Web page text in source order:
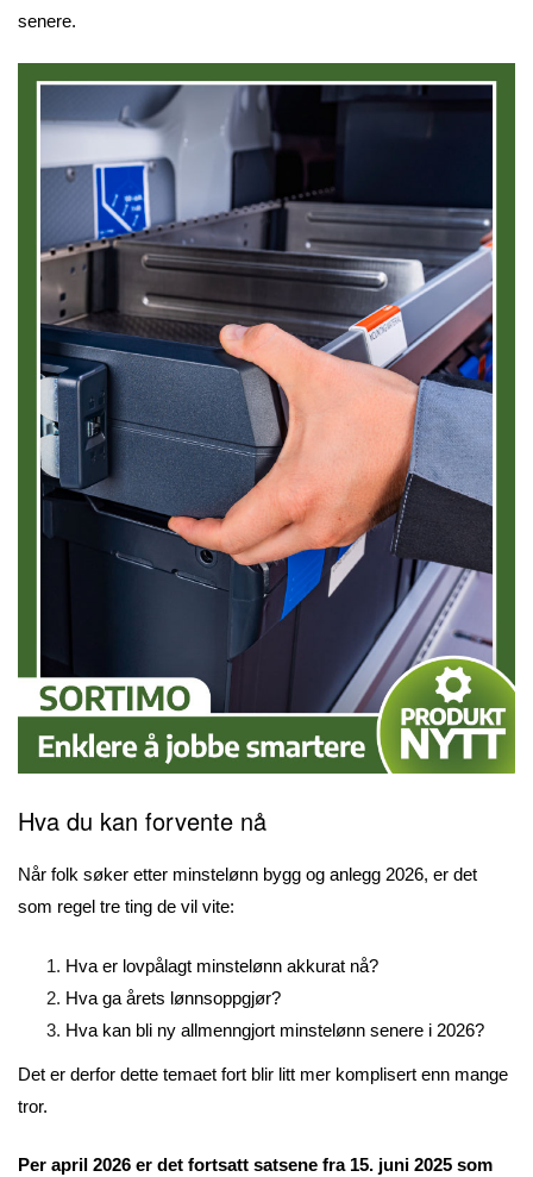
senere.
Hva du kan forvente nå
Når folk søker etter minstelønn bygg og anlegg 2026, er det
som regel tre ting de vil vite:
Hva er lovpålagt minstelønn akkurat nå?
Hva ga årets lønnsoppgjør?
Hva kan bli ny allmenngjort minstelønn senere i 2026?
Det er derfor dette temaet fort blir litt mer komplisert enn mange
tror.
Per april 2026 er det fortsatt satsene fra 15. juni 2025 som